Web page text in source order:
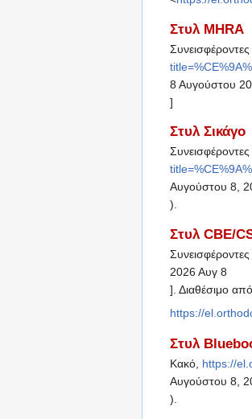
Στυλ MHRA
8 Αυγούστου
]
Στυλ Σικάγο
Αυγούστου 8,
).
Στυλ CBE/
2026 Αυγ 8
]. Διαθέσιμο
https://
Στυλ
Κακό, https://
Αυγούστου 8,
).